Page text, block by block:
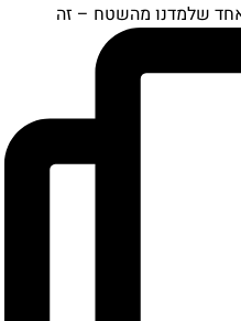
שלמדנו מהשטח – זה